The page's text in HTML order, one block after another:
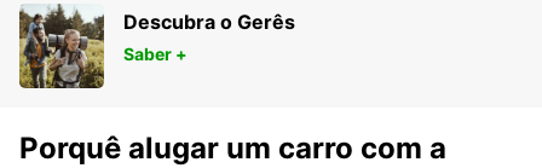
Descubra o Gerês
Saber +
Porquê alugar um carro com a